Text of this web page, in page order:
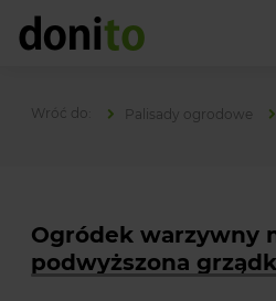
Palisady ogrodowe
Ogródek warzywny
podwyższona